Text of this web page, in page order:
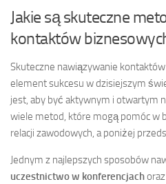
Jakie są skuteczne
kontaktów
Skuteczne nawiązywanie
element sukcesu w dzisiejszym
jest, aby być aktywnym i otwartym
wiele metod, które mogą pomóc w
relacji zawodowych, a poniżej
Jednym z najlepszych sposobów
uczestnictwo w konferencjachoraz